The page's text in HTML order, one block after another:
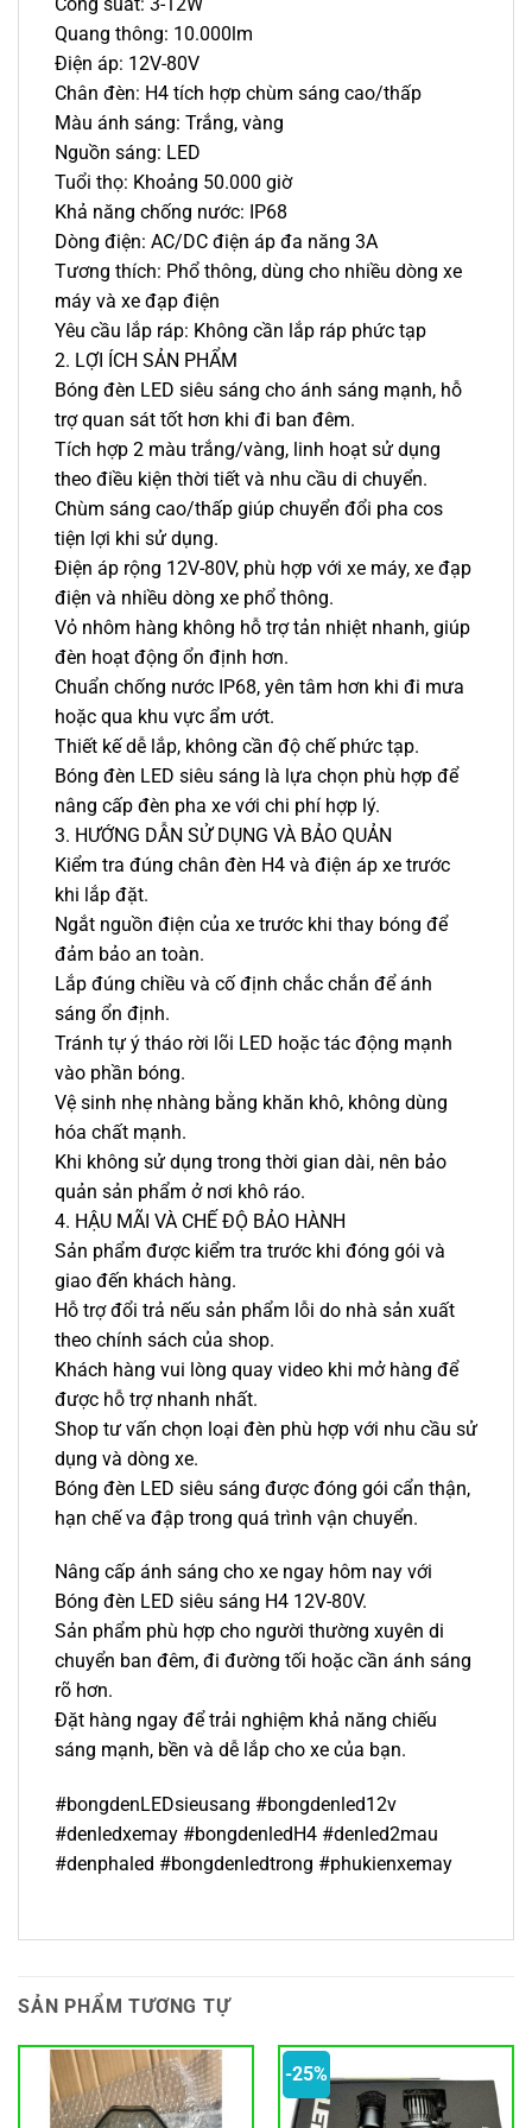
Quang thông: 10.000lm
Điện áp: 12V-80V
Chân đèn: H4 tích hợp chùm sáng cao/thấp
Màu ánh sáng: Trắng, vàng
Nguồn sáng: LED
Tuổi thọ: Khoảng 50.000 giờ
Khả năng chống nước: IP68
Dòng điện: AC/DC điện áp đa năng 3A
Tương thích: Phổ thông, dùng cho nhiều dòng xe
máy và xe đạp điện
Yêu cầu lắp ráp: Không cần lắp ráp phức tạp
2. LỢI ÍCH SẢN PHẨM
Bóng đèn LED siêu sáng cho ánh sáng mạnh, hỗ
trợ quan sát tốt hơn khi đi ban đêm.
Tích hợp 2 màu trắng/vàng, linh hoạt sử dụng
theo điều kiện thời tiết và nhu cầu di chuyển.
Chùm sáng cao/thấp giúp chuyển đổi pha cos
tiện lợi khi sử dụng.
Điện áp rộng 12V-80V, phù hợp với xe máy, xe đạp
điện và nhiều dòng xe phổ thông.
Vỏ nhôm hàng không hỗ trợ tản nhiệt nhanh, giúp
đèn hoạt động ổn định hơn.
Chuẩn chống nước IP68, yên tâm hơn khi đi mưa
hoặc qua khu vực ẩm ướt.
Thiết kế dễ lắp, không cần độ chế phức tạp.
Bóng đèn LED siêu sáng là lựa chọn phù hợp để
nâng cấp đèn pha xe với chi phí hợp lý.
3. HƯỚNG DẪN SỬ DỤNG VÀ BẢO QUẢN
Kiểm tra đúng chân đèn H4 và điện áp xe trước
khi lắp đặt.
Ngắt nguồn điện của xe trước khi thay bóng để
đảm bảo an toàn.
Lắp đúng chiều và cố định chắc chắn để ánh
sáng ổn định.
Tránh tự ý tháo rời lõi LED hoặc tác động mạnh
vào phần bóng.
Vệ sinh nhẹ nhàng bằng khăn khô, không dùng
hóa chất mạnh.
Khi không sử dụng trong thời gian dài, nên bảo
quản sản phẩm ở nơi khô ráo.
4. HẬU MÃI VÀ CHẾ ĐỘ BẢO HÀNH
Sản phẩm được kiểm tra trước khi đóng gói và
giao đến khách hàng.
Hỗ trợ đổi trả nếu sản phẩm lỗi do nhà sản xuất
theo chính sách của shop.
Khách hàng vui lòng quay video khi mở hàng để
được hỗ trợ nhanh nhất.
Shop tư vấn chọn loại đèn phù hợp với nhu cầu sử
dụng và dòng xe.
Bóng đèn LED siêu sáng được đóng gói cẩn thận,
hạn chế va đập trong quá trình vận chuyển.
Nâng cấp ánh sáng cho xe ngay hôm nay với
Bóng đèn LED siêu sáng H4 12V-80V.
Sản phẩm phù hợp cho người thường xuyên di
chuyển ban đêm, đi đường tối hoặc cần ánh sáng
rõ hơn.
Đặt hàng ngay để trải nghiệm khả năng chiếu
sáng mạnh, bền và dễ lắp cho xe của bạn.
#bongdenLEDsieusang #bongdenled12v
#denledxemay #bongdenledH4 #denled2mau
#denphaled #bongdenledtrong #phukienxemay
SẢN PHẨM TƯƠNG TỰ
-25%